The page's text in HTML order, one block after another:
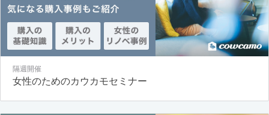
隔週開催
女性のためのカウカモセミナー